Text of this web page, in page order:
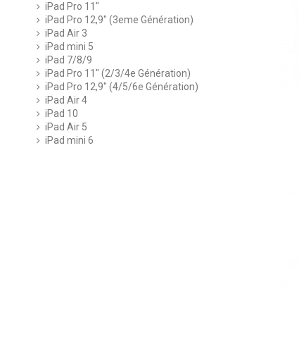
iPad Pro 11"
iPad Pro 12,9" (3eme Génération)
iPad Air 3
iPad mini 5
iPad 7/8/9
iPad Pro 11" (2/3/4e Génération)
iPad Pro 12,9" (4/5/6e Génération)
iPad Air 4
iPad 10
iPad Air 5
iPad mini 6